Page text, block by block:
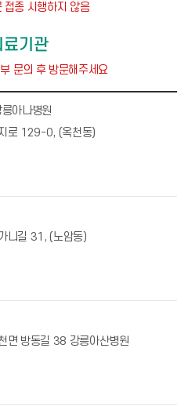
접종 시행하지 않음
료기관
문의 후 방문해주세요
아나병원
로 129-0, (옥천동)
니길 31, (노암동)
면 방동길 38 강릉아산병원